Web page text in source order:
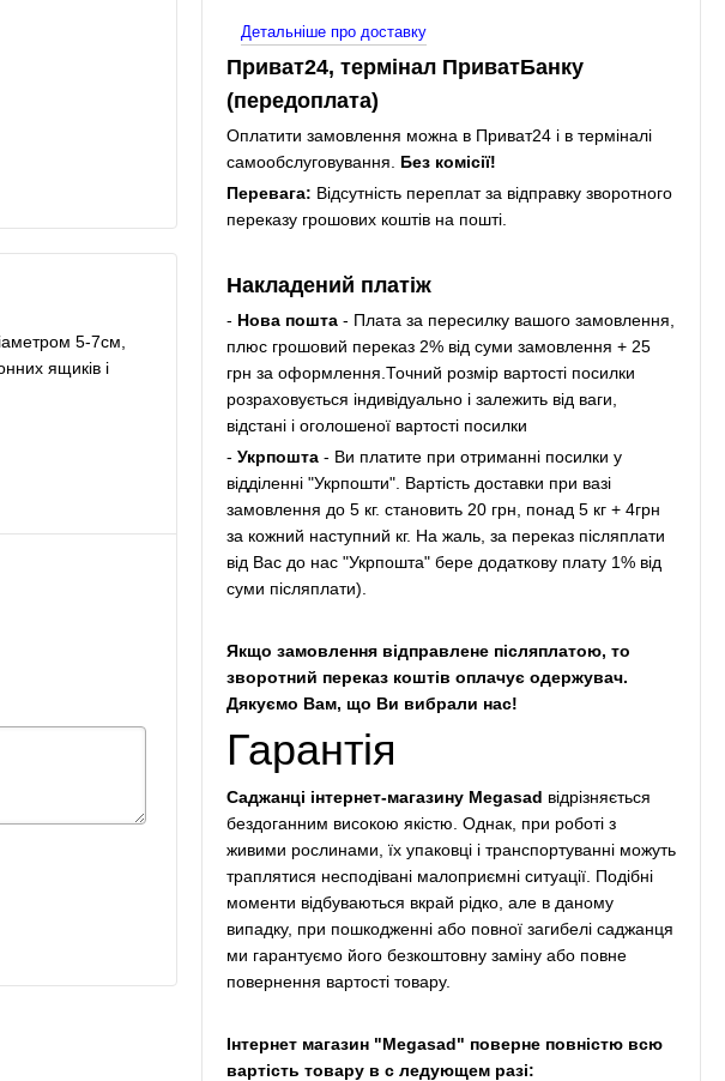
5-7см,
ящиків і
Детальніше про доставку
Приват24, термінал ПриватБанку
(передоплата)
Оплатити замовлення можна в Приват24 і в терміналі
самообслуговування. Без комісії!
Перевага: Відсутність переплат за відправку зворотного
переказу грошових коштів на пошті.
Накладений платіж
- Нова пошта- Плата за пересилку вашого замовлення,
плюс грошовий переказ 2% від суми замовлення + 25
грн за оформлення.Точний розмір вартості посилки
розраховується індивідуально і залежить від ваги,
відстані і оголошеної вартості посилки
- Укрпошта- Ви платите при отриманні посилки у
відділенні "Укрпошти". Вартість доставки при вазі
замовлення до 5 кг. становить 20 грн, понад 5 кг + 4грн
за кожний наступний кг. На жаль, за переказ післяплати
від Вас до нас "Укрпошта" бере додаткову плату 1% від
суми післяплати).
Якщо замовлення відправлене післяплатою, то
зворотний переказ коштів оплачує одержувач.
Дякуємо Вам, що Ви вибрали нас!
Гарантія
Саджанці інтернет-магазину Megasad відрізняється
бездоганним високою якістю. Однак, при роботі з
живими рослинами, їх упаковці і транспортуванні можуть
траплятися несподівані малоприємні ситуації. Подібні
моменти відбуваються вкрай рідко, але в даному
випадку, при пошкодженні або повної загибелі саджанця
ми гарантуємо його безкоштовну заміну або повне
повернення вартості товару.
Інтернет магазин "Megasad" поверне повністю всю
вартість товару в с ледующем разі: